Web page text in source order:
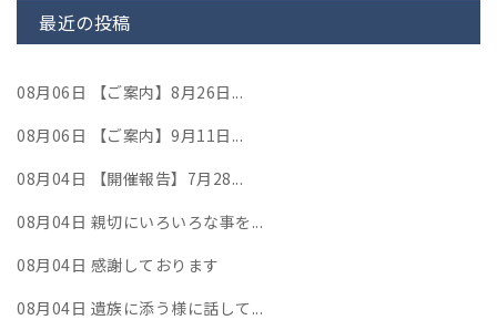
最近の投稿
08月06日 【ご案内】8月26日...
08月06日 【ご案内】9月11日...
08月04日 【開催報告】7月28...
08月04日 親切にいろいろな事を...
08月04日 感謝しております
08月04日 遺族に添う様に話して...